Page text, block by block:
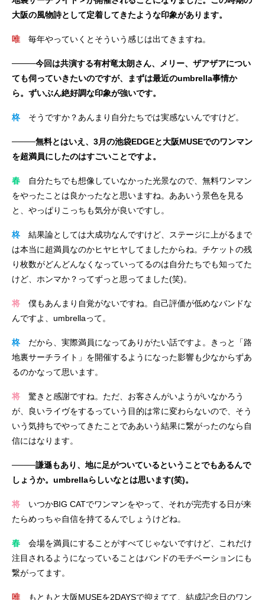
大阪の風物詩として定着してきたような印象があります。
唯 毎年やっていくとそういう感じは出てきますね。
────今回は共演する有村竜太朗さん、メリー、ザアザアについ
ても伺っていきたいのですが、まずは最近のumbrella事情か
ら。ずいぶん絶好調な印象が強いです。
柊 そうですか？あんまり自分たちでは実感ないんですけど。
────無料とはいえ、3月の池袋EDGEと大阪MUSEでのワンマン
を超満員にしたのはすごいことですよ。
春 自分たちでも想像していなかった光景なので、無料ワンマン
をやったことは良かったなと思いますね。ああいう景色を見る
と、やっぱりこっちも気分が良いですし。
柊 結果論としては大成功なんですけど、ステージに上がるまで
は本当に超満員なのかヒヤヒヤしてましたからね。チケットの残
り枚数がどんどんなくなっていってるのは自分たちでも知ってた
けど、ホンマか？ってずっと思ってました(笑)。
将 僕もあんまり自覚がないですね。自己評価が低めなバンドな
んですよ、umbrellaって。
柊 だから、実際満員になってありがたい話ですよ。きっと「路
地裏サーチライト」を開催するようになった影響も少なからずあ
るのかなって思います。
将 驚きと感謝ですね。ただ、お客さんがいようがいなかろう
が、良いライヴをするっていう目的は常に変わらないので、そう
いう気持ちでやってきたことでああいう結果に繋がったのなら自
信にはなります。
────謙遜もあり、地に足がついているということでもあるんで
しょうか。umbrellaらしいなとは思います(笑)。
将 いつかBIG CATでワンマンをやって、それが完売する日が来
たらめっちゃ自信を持てるんでしょうけどね。
春 会場を満員にすることがすべてじゃないですけど、これだけ
注目されるようになっていることはバンドのモチベーションにも
繋がってます。
唯 もともと大阪MUSEを2DAYSで抑えてて、結成記念日のワン